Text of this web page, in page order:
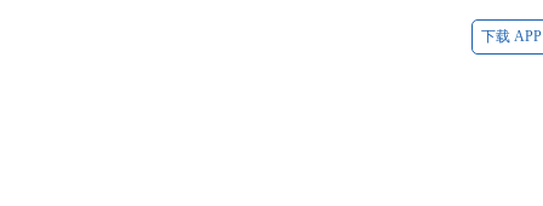
下载 APP